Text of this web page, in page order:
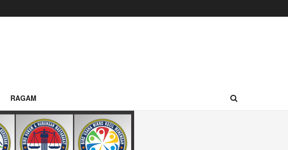
RAGAM